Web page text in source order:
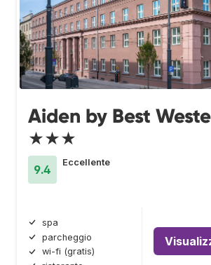
Aiden by Best
★★★
9.4
Eccellente
spa
parcheggio
wi-fi (gratis)